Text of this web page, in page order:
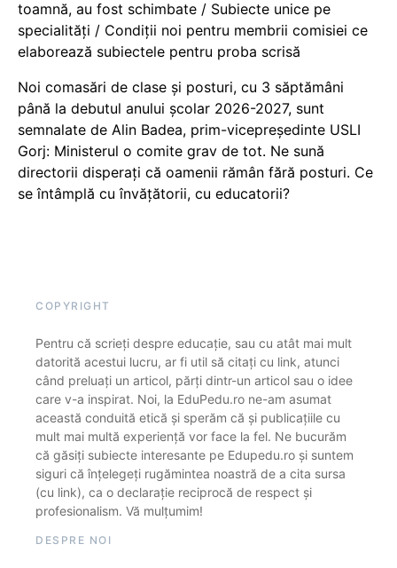
toamnă, au fost schimbate / Subiecte unice pe
specialități / Condiții noi pentru membrii comisiei ce
elaborează subiectele pentru proba scrisă
Noi comasări de clase și posturi, cu 3 săptămâni
până la debutul anului școlar 2026-2027, sunt
semnalate de Alin Badea, prim-vicepreședinte USLI
Gorj: Ministerul o comite grav de tot. Ne sună
directorii disperați că oamenii rămân fără posturi. Ce
se întâmplă cu învățătorii, cu educatorii?
COPYRIGHT
Pentru că scrieți despre educație, sau cu atât mai mult
datorită acestui lucru, ar fi util să citați cu link, atunci
când preluați un articol, părți dintr-un articol sau o idee
care v-a inspirat. Noi, la EduPedu.ro ne-am asumat
această conduită etică și sperăm că și publicațiile cu
mult mai multă experiență vor face la fel. Ne bucurăm
că găsiți subiecte interesante pe Edupedu.ro și suntem
siguri că înțelegeți rugămintea noastră de a cita sursa
(cu link), ca o declarație reciprocă de respect și
profesionalism. Vă mulțumim!
DESPRE NOI